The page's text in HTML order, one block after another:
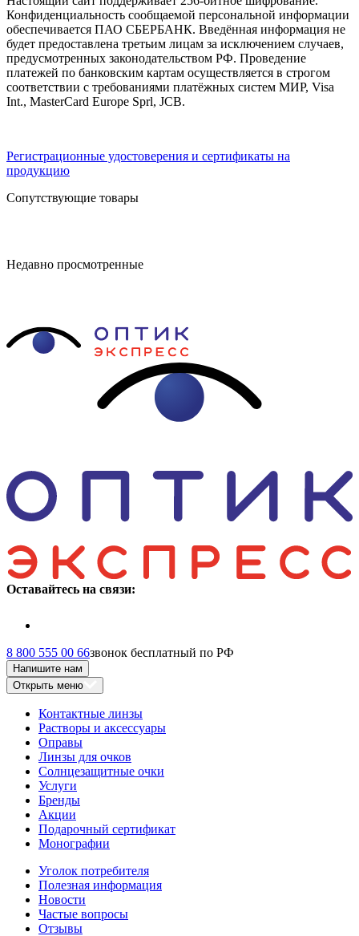
Конфиденциальность сообщаемой персональной информации
обеспечивается ПАО СБЕРБАНК. Введённая информация не
будет предоставлена третьим лицам за исключением случаев,
предусмотренных законодательством РФ. Проведение
платежей по банковским картам осуществляется в строгом
соответствии с требованиями платёжных систем МИР, Visa
Int., MasterCard Europe Sprl, JCB.
Регистрационные удостоверения и сертификаты на
продукцию
Сопутствующие товары
Недавно просмотренные
Оставайтесь на связи:
8 800 555 00 66звонок бесплатный по РФ
Напишите нам
Открыть меню
Контактные линзы
Растворы и аксессуары
Оправы
Линзы для очков
Солнцезащитные очки
Услуги
Бренды
Акции
Подарочный сертификат
Монографии
Уголок потребителя
Полезная информация
Новости
Частые вопросы
Отзывы